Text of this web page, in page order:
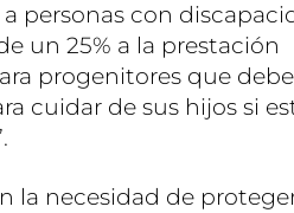
personas con
un 25% a la prestación
progenitores que
cuidar de sus hijos si
la necesidad de